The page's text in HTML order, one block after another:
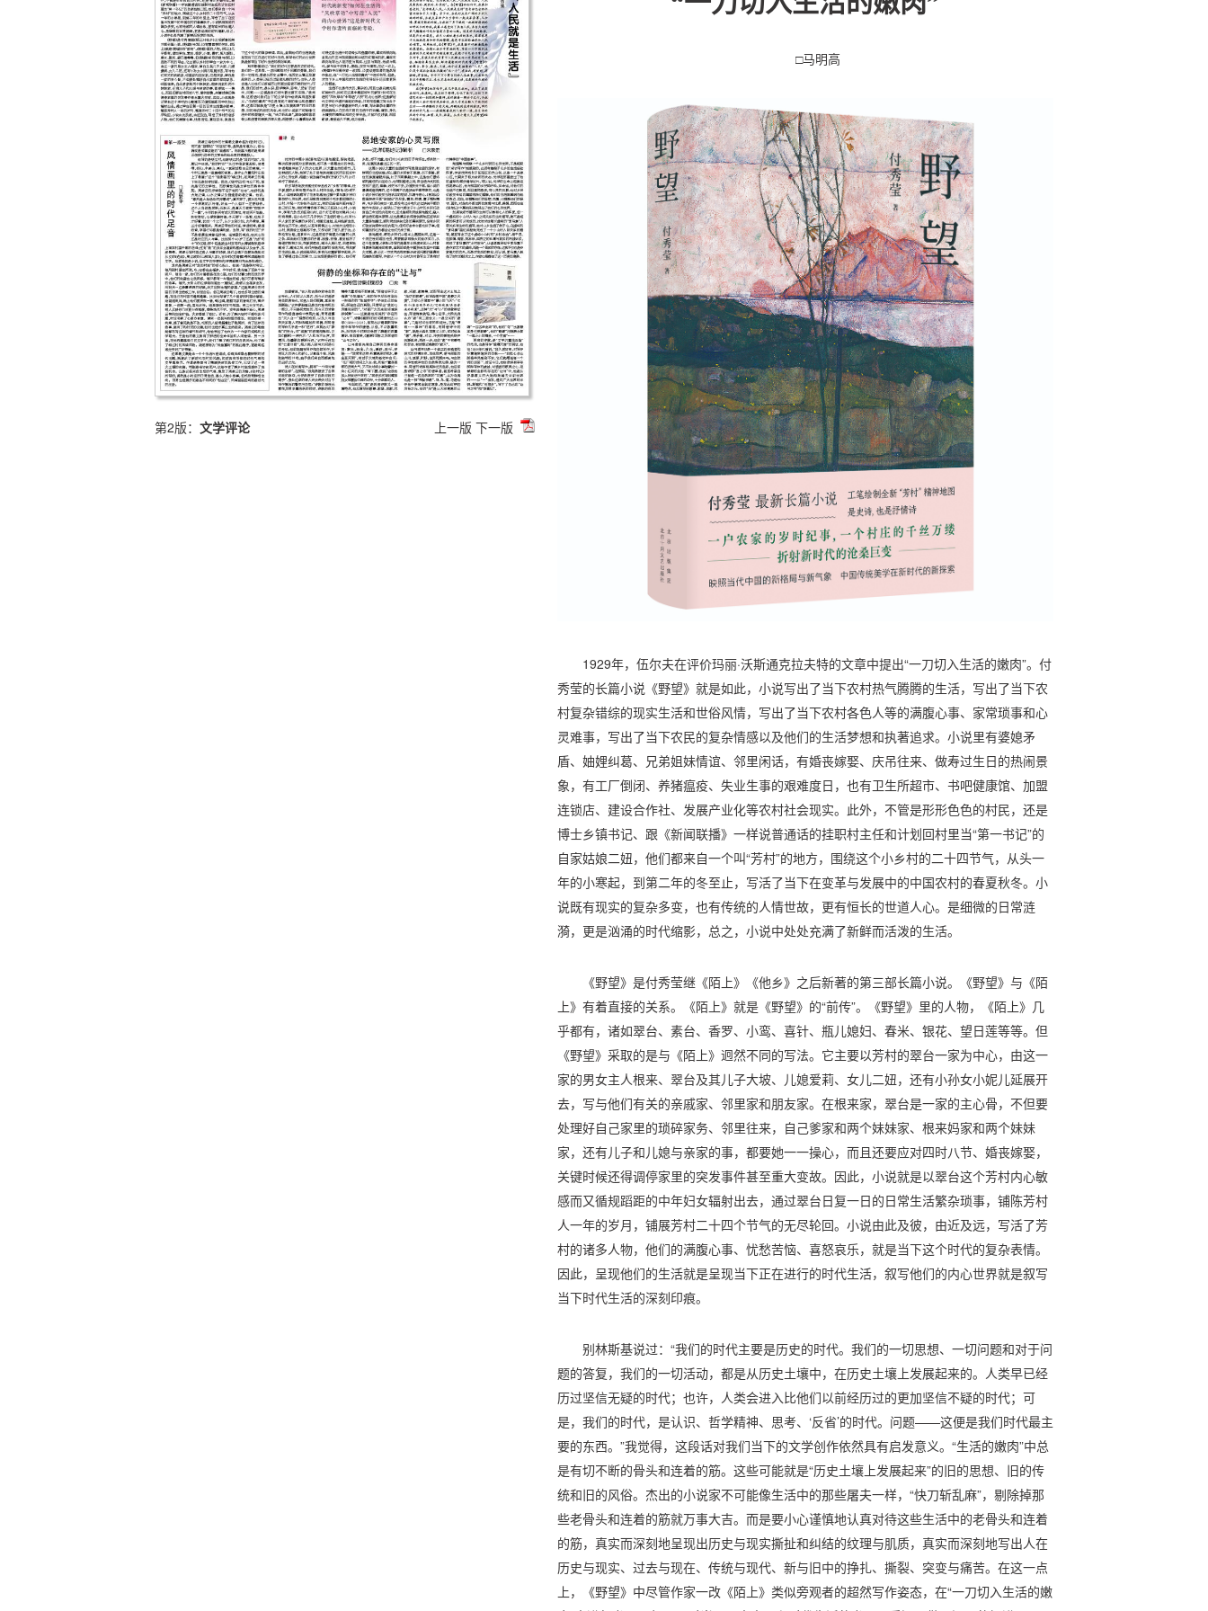
第2版： 文学评论 上一版 下一版
□马明高
1929年，伍尔夫在评价玛丽·沃斯通克拉夫特的文章中提出“一刀切入生活的嫩肉”。付
秀莹的长篇小说《野望》就是如此，小说写出了当下农村热气腾腾的生活，写出了当下农
村复杂错综的现实生活和世俗风情，写出了当下农村各色人等的满腹心事、家常琐事和心
灵难事，写出了当下农民的复杂情感以及他们的生活梦想和执著追求。小说里有婆媳矛
盾、妯娌纠葛、兄弟姐妹情谊、邻里闲话，有婚丧嫁娶、庆吊往来、做寿过生日的热闹景
象，有工厂倒闭、养猪瘟疫、失业生事的艰难度日，也有卫生所超市、书吧健康馆、加盟
连锁店、建设合作社、发展产业化等农村社会现实。此外，不管是形形色色的村民，还是
博士乡镇书记、跟《新闻联播》一样说普通话的挂职村主任和计划回村里当“第一书记”的
自家姑娘二妞，他们都来自一个叫“芳村”的地方，围绕这个小乡村的二十四节气，从头一
年的小寒起，到第二年的冬至止，写活了当下在变革与发展中的中国农村的春夏秋冬。小
说既有现实的复杂多变，也有传统的人情世故，更有恒长的世道人心。是细微的日常涟
漪，更是汹涌的时代缩影，总之，小说中处处充满了新鲜而活泼的生活。
《野望》是付秀莹继《陌上》《他乡》之后新著的第三部长篇小说。《野望》与《陌
上》有着直接的关系。《陌上》就是《野望》的“前传”。《野望》里的人物，《陌上》几
乎都有，诸如翠台、素台、香罗、小鸾、喜针、瓶儿媳妇、春米、银花、望日莲等等。但
《野望》采取的是与《陌上》迥然不同的写法。它主要以芳村的翠台一家为中心，由这一
家的男女主人根来、翠台及其儿子大坡、儿媳爱莉、女儿二妞，还有小孙女小妮儿延展开
去，写与他们有关的亲戚家、邻里家和朋友家。在根来家，翠台是一家的主心骨，不但要
处理好自己家里的琐碎家务、邻里往来，自己爹家和两个妹妹家、根来妈家和两个妹妹
家，还有儿子和儿媳与亲家的事，都要她一一操心，而且还要应对四时八节、婚丧嫁娶，
关键时候还得调停家里的突发事件甚至重大变故。因此，小说就是以翠台这个芳村内心敏
感而又循规蹈距的中年妇女辐射出去，通过翠台日复一日的日常生活繁杂琐事，铺陈芳村
人一年的岁月，铺展芳村二十四个节气的无尽轮回。小说由此及彼，由近及远，写活了芳
村的诸多人物，他们的满腹心事、忧愁苦恼、喜怒哀乐，就是当下这个时代的复杂表情。
因此，呈现他们的生活就是呈现当下正在进行的时代生活，叙写他们的内心世界就是叙写
当下时代生活的深刻印痕。
别林斯基说过：“我们的时代主要是历史的时代。我们的一切思想、一切问题和对于问
题的答复，我们的一切活动，都是从历史土壤中，在历史土壤上发展起来的。人类早已经
历过坚信无疑的时代；也许，人类会进入比他们以前经历过的更加坚信不疑的时代；可
是，我们的时代，是认识、哲学精神、思考、‘反省’的时代。问题——这便是我们时代最主
要的东西。”我觉得，这段话对我们当下的文学创作依然具有启发意义。“生活的嫩肉”中总
是有切不断的骨头和连着的筋。这些可能就是“历史土壤上发展起来”的旧的思想、旧的传
统和旧的风俗。杰出的小说家不可能像生活中的那些屠夫一样，“快刀斩乱麻”，剔除掉那
些老骨头和连着的筋就万事大吉。而是要小心谨慎地认真对待这些生活中的老骨头和连着
的筋，真实而深刻地呈现出历史与现实撕扯和纠结的纹理与肌质，真实而深刻地写出人在
历史与现实、过去与现在、传统与现代、新与旧中的挣扎、撕裂、突变与痛苦。在这一点
上，《野望》中尽管作家一改《陌上》类似旁观者的超然写作姿态，在“一刀切入生活的嫩